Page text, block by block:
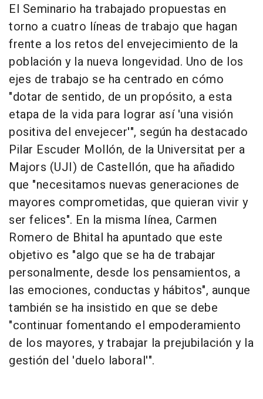
El Seminario ha trabajado propuestas en
torno a cuatro líneas de trabajo que hagan
frente a los retos del envejecimiento de la
población y la nueva longevidad. Uno de los
ejes de trabajo se ha centrado en cómo
"dotar de sentido, de un propósito, a esta
etapa de la vida para lograr así 'una visión
positiva del envejecer'", según ha destacado
Pilar Escuder Mollón, de la Universitat per a
Majors (UJI) de Castellón, que ha añadido
que "necesitamos nuevas generaciones de
mayores comprometidas, que quieran vivir y
ser felices". En la misma línea, Carmen
Romero de Bhital ha apuntado que este
objetivo es "algo que se ha de trabajar
personalmente, desde los pensamientos, a
las emociones, conductas y hábitos", aunque
también se ha insistido en que se debe
"continuar fomentando el empoderamiento
de los mayores, y trabajar la prejubilación y la
gestión del 'duelo laboral'".